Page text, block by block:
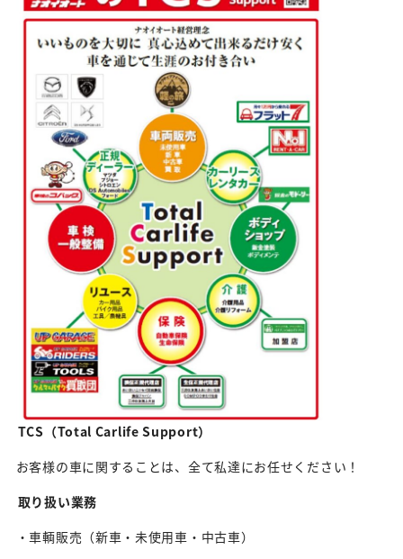
TCS（Total Carlife Support）
お客様の車に関することは、全て私達にお任せください！
取り扱い業務
・車輌販売（新車・未使用車・中古車）